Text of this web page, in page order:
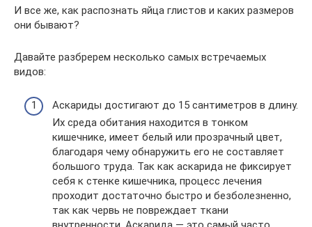
И все же, как распознать яйца глистов и каких размеров
они бывают?
Давайте разбререм несколько самых встречаемых
видов:
Аскариды достигают до 15 сантиметров в длину.
Их среда обитания находится в тонком
кишечнике, имеет белый или прозрачный цвет,
благодаря чему обнаружить его не составляет
большого труда. Так как аскарида не фиксирует
себя к стенке кишечника, процесс лечения
проходит достаточно быстро и безболезненно,
так как червь не повреждает ткани